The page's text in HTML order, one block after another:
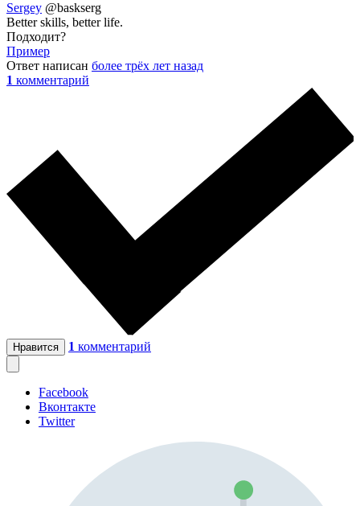
Sergey @baskserg
Better skills, better life.
Подходит?
Пример
Ответ написан более трёх лет назад
1 комментарий
Нравится 1 комментарий
Facebook
Вконтакте
Twitter